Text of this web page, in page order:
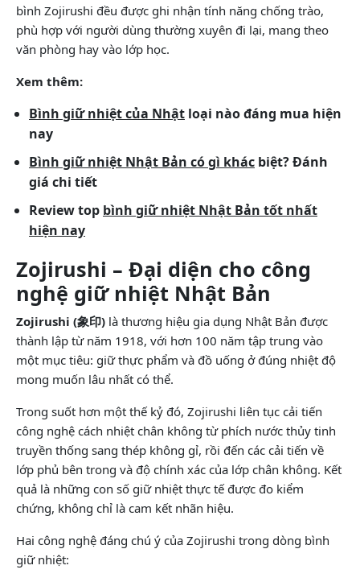
bình Zojirushi đều được ghi nhận tính năng chống trào,
phù hợp với người dùng thường xuyên đi lại, mang theo
văn phòng hay vào lớp học.
Xem thêm:
Bình giữ nhiệt của Nhật loại nào đáng mua hiện
nay
Bình giữ nhiệt Nhật Bản có gì khác biệt? Đánh
giá chi tiết
Review top bình giữ nhiệt Nhật Bản tốt nhất
hiện nay
Zojirushi – Đại diện cho công
nghệ giữ nhiệt Nhật Bản
Zojirushi (象印) là thương hiệu gia dụng Nhật Bản được
thành lập từ năm 1918, với hơn 100 năm tập trung vào
một mục tiêu: giữ thực phẩm và đồ uống ở đúng nhiệt độ
mong muốn lâu nhất có thể.
Trong suốt hơn một thế kỷ đó, Zojirushi liên tục cải tiến
công nghệ cách nhiệt chân không từ phích nước thủy tinh
truyền thống sang thép không gỉ, rồi đến các cải tiến về
lớp phủ bên trong và độ chính xác của lớp chân không. Kết
quả là những con số giữ nhiệt thực tế được đo kiểm
chứng, không chỉ là cam kết nhãn hiệu.
Hai công nghệ đáng chú ý của Zojirushi trong dòng bình
giữ nhiệt: